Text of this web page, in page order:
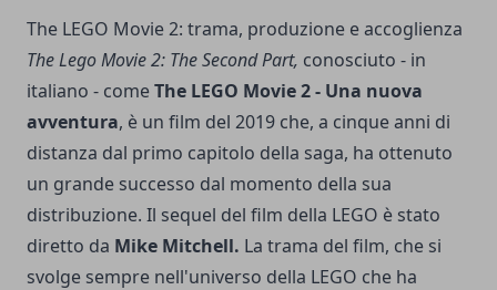
The LEGO Movie 2: trama, produzione e accoglienza
The Lego Movie 2: The Second Part, conosciuto - in
italiano - comeThe LEGO Movie 2 - Una nuova
avventura, è un film del 2019 che, a cinque anni di
distanza dal primo capitolo della saga, ha ottenuto
un grande successo dal momento della sua
distribuzione. Il sequel del film della LEGO è stato
diretto da Mike Mitchell. La trama del film, che si
svolge sempre nell'universo della LEGO che ha